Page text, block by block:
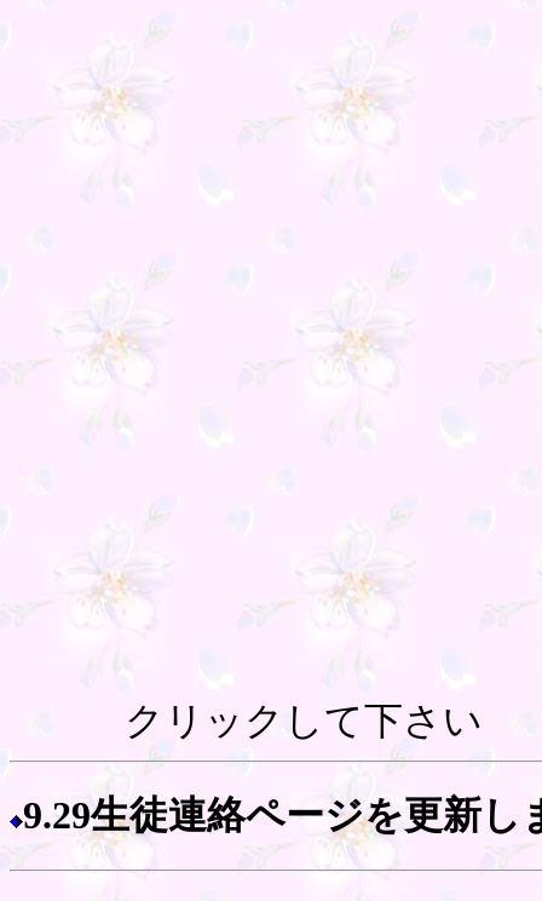
クリックして下さい
9.29生徒連絡ページを更新し